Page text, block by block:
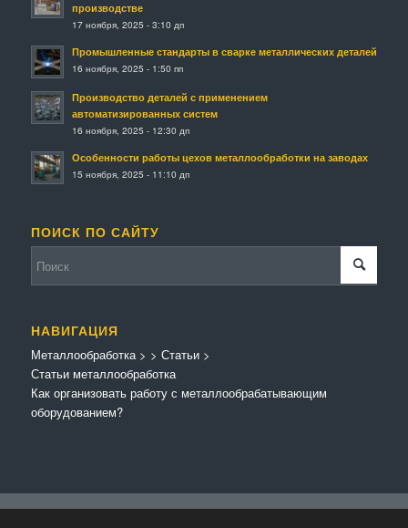
производстве
17 ноября, 2025 - 3:10 дп
Промышленные стандарты в сварке металлических деталей
16 ноября, 2025 - 1:50 пп
Производство деталей с применением
автоматизированных систем
16 ноября, 2025 - 12:30 дп
Особенности работы цехов металлообработки на заводах
15 ноября, 2025 - 11:10 дп
ПОИСК ПО САЙТУ
НАВИГАЦИЯ
Металлообработка>
Статьи металлообработка
> Статьи>
Как организовать работу с металлообрабатывающим
оборудованием?